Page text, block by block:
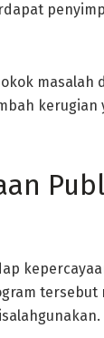
masalah
kerugian
tersebut